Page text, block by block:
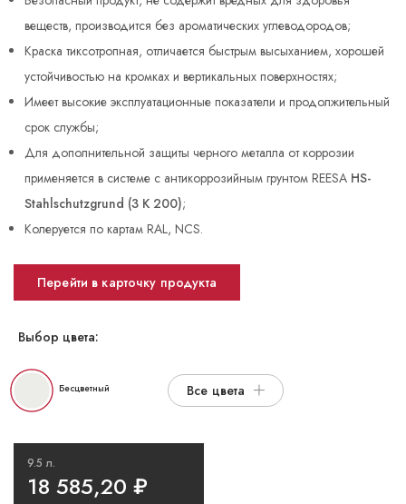
веществ, производится без ароматических углеводородов;
Краска тиксотропная, отличается быстрым высыханием, хорошей
устойчивостью на кромках и вертикальных поверхностях;
Имеет высокие эксплуатационные показатели и продолжительный
срок службы;
Для дополнительной защиты черного металла от коррозии
применяется в системе с антикоррозийным грунтом REESA HS-
Stahlschutzgrund (3 K 200);
Колеруется по картам RAL, NCS.
Перейти в карточку продукта
Выбор цвета:
Бесцветный Все цвета
9.5 л.
18 585,20 ₽